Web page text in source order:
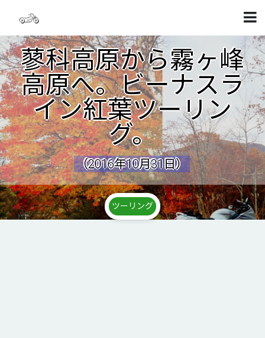
蓼科高原から霧ヶ峰
高原へ。ビーナスラ
イン紅葉ツーリン
グ。
（2016年10月31日）
ツーリング